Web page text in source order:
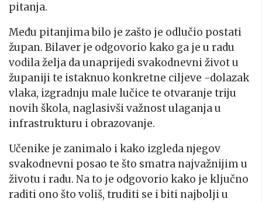
pitanja.
Među pitanjima bilo je zašto je odlučio postati
župan. Bilaver je odgovorio kako ga je u radu
vodila želja da unaprijedi svakodnevni život u
županiji te istaknuo konkretne ciljeve -dolazak
vlaka, izgradnju male lučice te otvaranje triju
novih škola, naglasivši važnost ulaganja u
infrastrukturu i obrazovanje.
Učenike je zanimalo i kako izgleda njegov
svakodnevni posao te što smatra najvažnijim u
životu i radu. Na to je odgovorio kako je ključno
raditi ono što voliš, truditi se i biti najbolji u